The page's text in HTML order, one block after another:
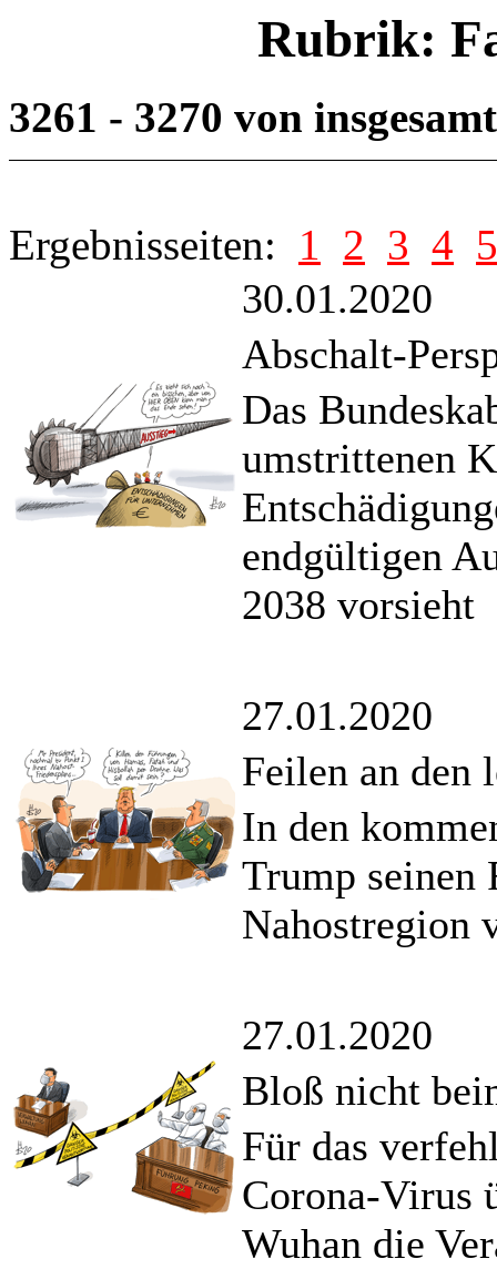
Rubrik:
3261 - 3270 von
Ergebnisseiten: 1 2 3 4 5
30.01.2020
Abschalt-
Das
umstrittenen
endgültigen
2038 vorsieht
27.01.2020
Feilen an den
In den
Trump seinen
Nahostregion
27.01.2020
Bloß nicht
Für das
Corona-Virus
Wuhan die